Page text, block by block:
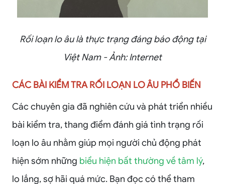
Rối loạn lo âu là thực trạng đáng báo động tại
Việt Nam - Ảnh: Internet
CÁC BÀI KIỂM TRA RỐI LOẠN LO ÂU PHỔ BIẾN
Các chuyên gia đã nghiên cứu và phát triển nhiều
bài kiểm tra, thang điểm đánh giá tình trạng rối
loạn lo âu nhằm giúp mọi người chủ động phát
hiện sớm những biểu hiện bất thường về tâm lý,
lo lắng, sợ hãi quá mức. Bạn đọc có thể tham